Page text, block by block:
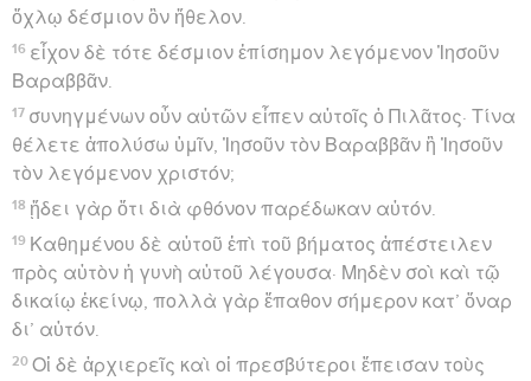
ὄχλῳ δέσμιον ὃν ἤθελον.
16 εἶχον δὲ τότε δέσμιον ἐπίσημον λεγόμενον Ἰησοῦν
Βαραββᾶν.
17 συνηγμένων οὖν αὐτῶν εἶπεν αὐτοῖς ὁ Πιλᾶτος· Τίνα
θέλετε ἀπολύσω ὑμῖν, Ἰησοῦν τὸν Βαραββᾶν ἢ Ἰησοῦν
τὸν λεγόμενον χριστόν;
18 ᾔδει γὰρ ὅτι διὰ φθόνον παρέδωκαν αὐτόν.
19 Καθημένου δὲ αὐτοῦ ἐπὶ τοῦ βήματος ἀπέστειλεν
πρὸς αὐτὸν ἡ γυνὴ αὐτοῦ λέγουσα· Μηδὲν σοὶ καὶ τῷ
δικαίῳ ἐκείνῳ, πολλὰ γὰρ ἔπαθον σήμερον κατ’ ὄναρ
δι’ αὐτόν.
20 Οἱ δὲ ἀρχιερεῖς καὶ οἱ πρεσβύτεροι ἔπεισαν τοὺς